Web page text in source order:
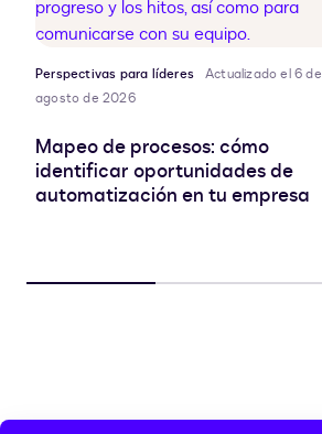
Perspectivas para líderes
Actualizado el 6 de
agosto de 2026
Mapeo de procesos: cómo
identificar oportunidades de
automatización en tu empresa